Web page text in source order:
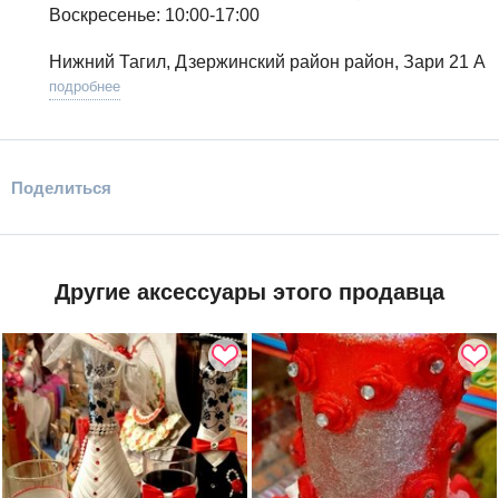
Воскресенье: 10:00-17:00
Нижний Тагил, Дзержинский район район, Зари 21 А
подробнее
Поделиться
Другие аксессуары этого продавца